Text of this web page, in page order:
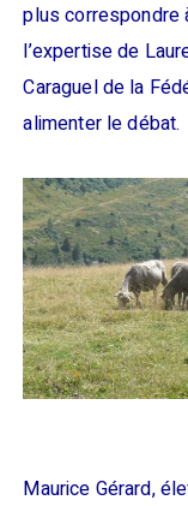
plus correspondre
l’expertise de
Caraguel de la
alimenter le débat.
Maurice Gérard,